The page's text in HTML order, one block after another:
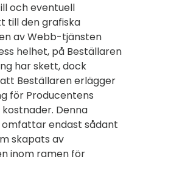
och eventuell
till den grafiska
av Webb-tjänsten
helhet, på Beställaren
har skett, dock
Beställaren erlägger
för Producentens
Denna
endast sådant
skapats av
inom ramen för